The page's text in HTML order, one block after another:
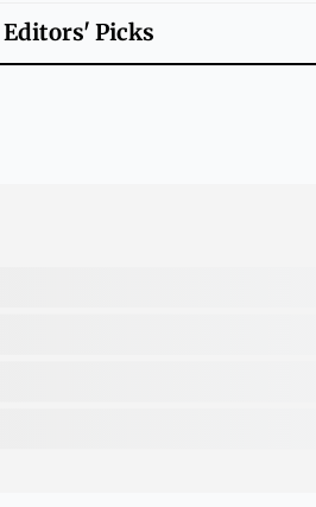
Editors' Picks